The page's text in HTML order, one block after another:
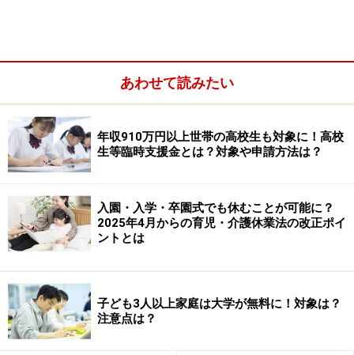
児童手当とは異なる手当ですが、要件を満たせば両方受
給できます。
以前は児童扶養手当はシングルマザー限定でしたが、平
成22年年8月からシングルファザーにも支給されるよう
になりました。
害の場合は20歳）までの子どもを持つひとり親または親
代わりの養育者に対して、子どもの人数とひとり親の収
入に応じた金額が、奇数月の中旬、年6回支給されま
す。児童扶養手当を受けるためには、毎年8月に現況届
あわせて読みたい
年収910万円以上世帯の高校生も対象に！高校
生等臨時支援金とは？対象や申請方法は？
入園・入学・卒園式でも休むことが可能に？
2025年4月からの育児・介護休業法の改正ポイ
ントとは
子ども3人以上家庭は大学が無料に！対象は？
注意点は？